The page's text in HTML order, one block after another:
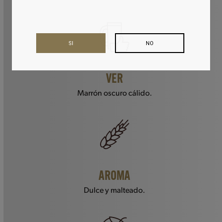
VER
Marrón oscuro cálido.
AROMA
Dulce y malteado.
NO
SI